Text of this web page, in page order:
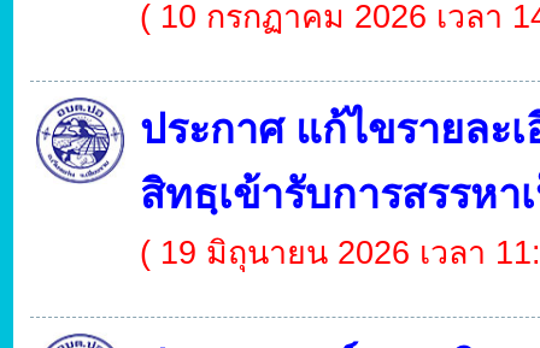
( 10 กรกฏาคม 2026 เวลา
ประกาศ แก้ไขรายละ
สิทธฺเข้ารับการสรรหา
( 19 มิถุนายน 2026 เวลา